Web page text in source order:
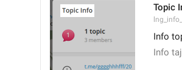
Topic
Info
Info